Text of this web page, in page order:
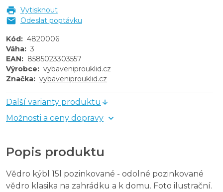
Vytisknout
Odeslat poptávku
Kód: 4820006
Váha: 3
EAN: 8585023303557
Výrobce: vybaveniprouklid.cz
Značka: vybaveniprouklid.cz
Další varianty produktu
Možnosti a ceny dopravy
Popis produktu
Vědro kýbl 15l pozinkované - odolné pozinkované
vědro klasika na zahrádku a k domu. Foto ilustrační.